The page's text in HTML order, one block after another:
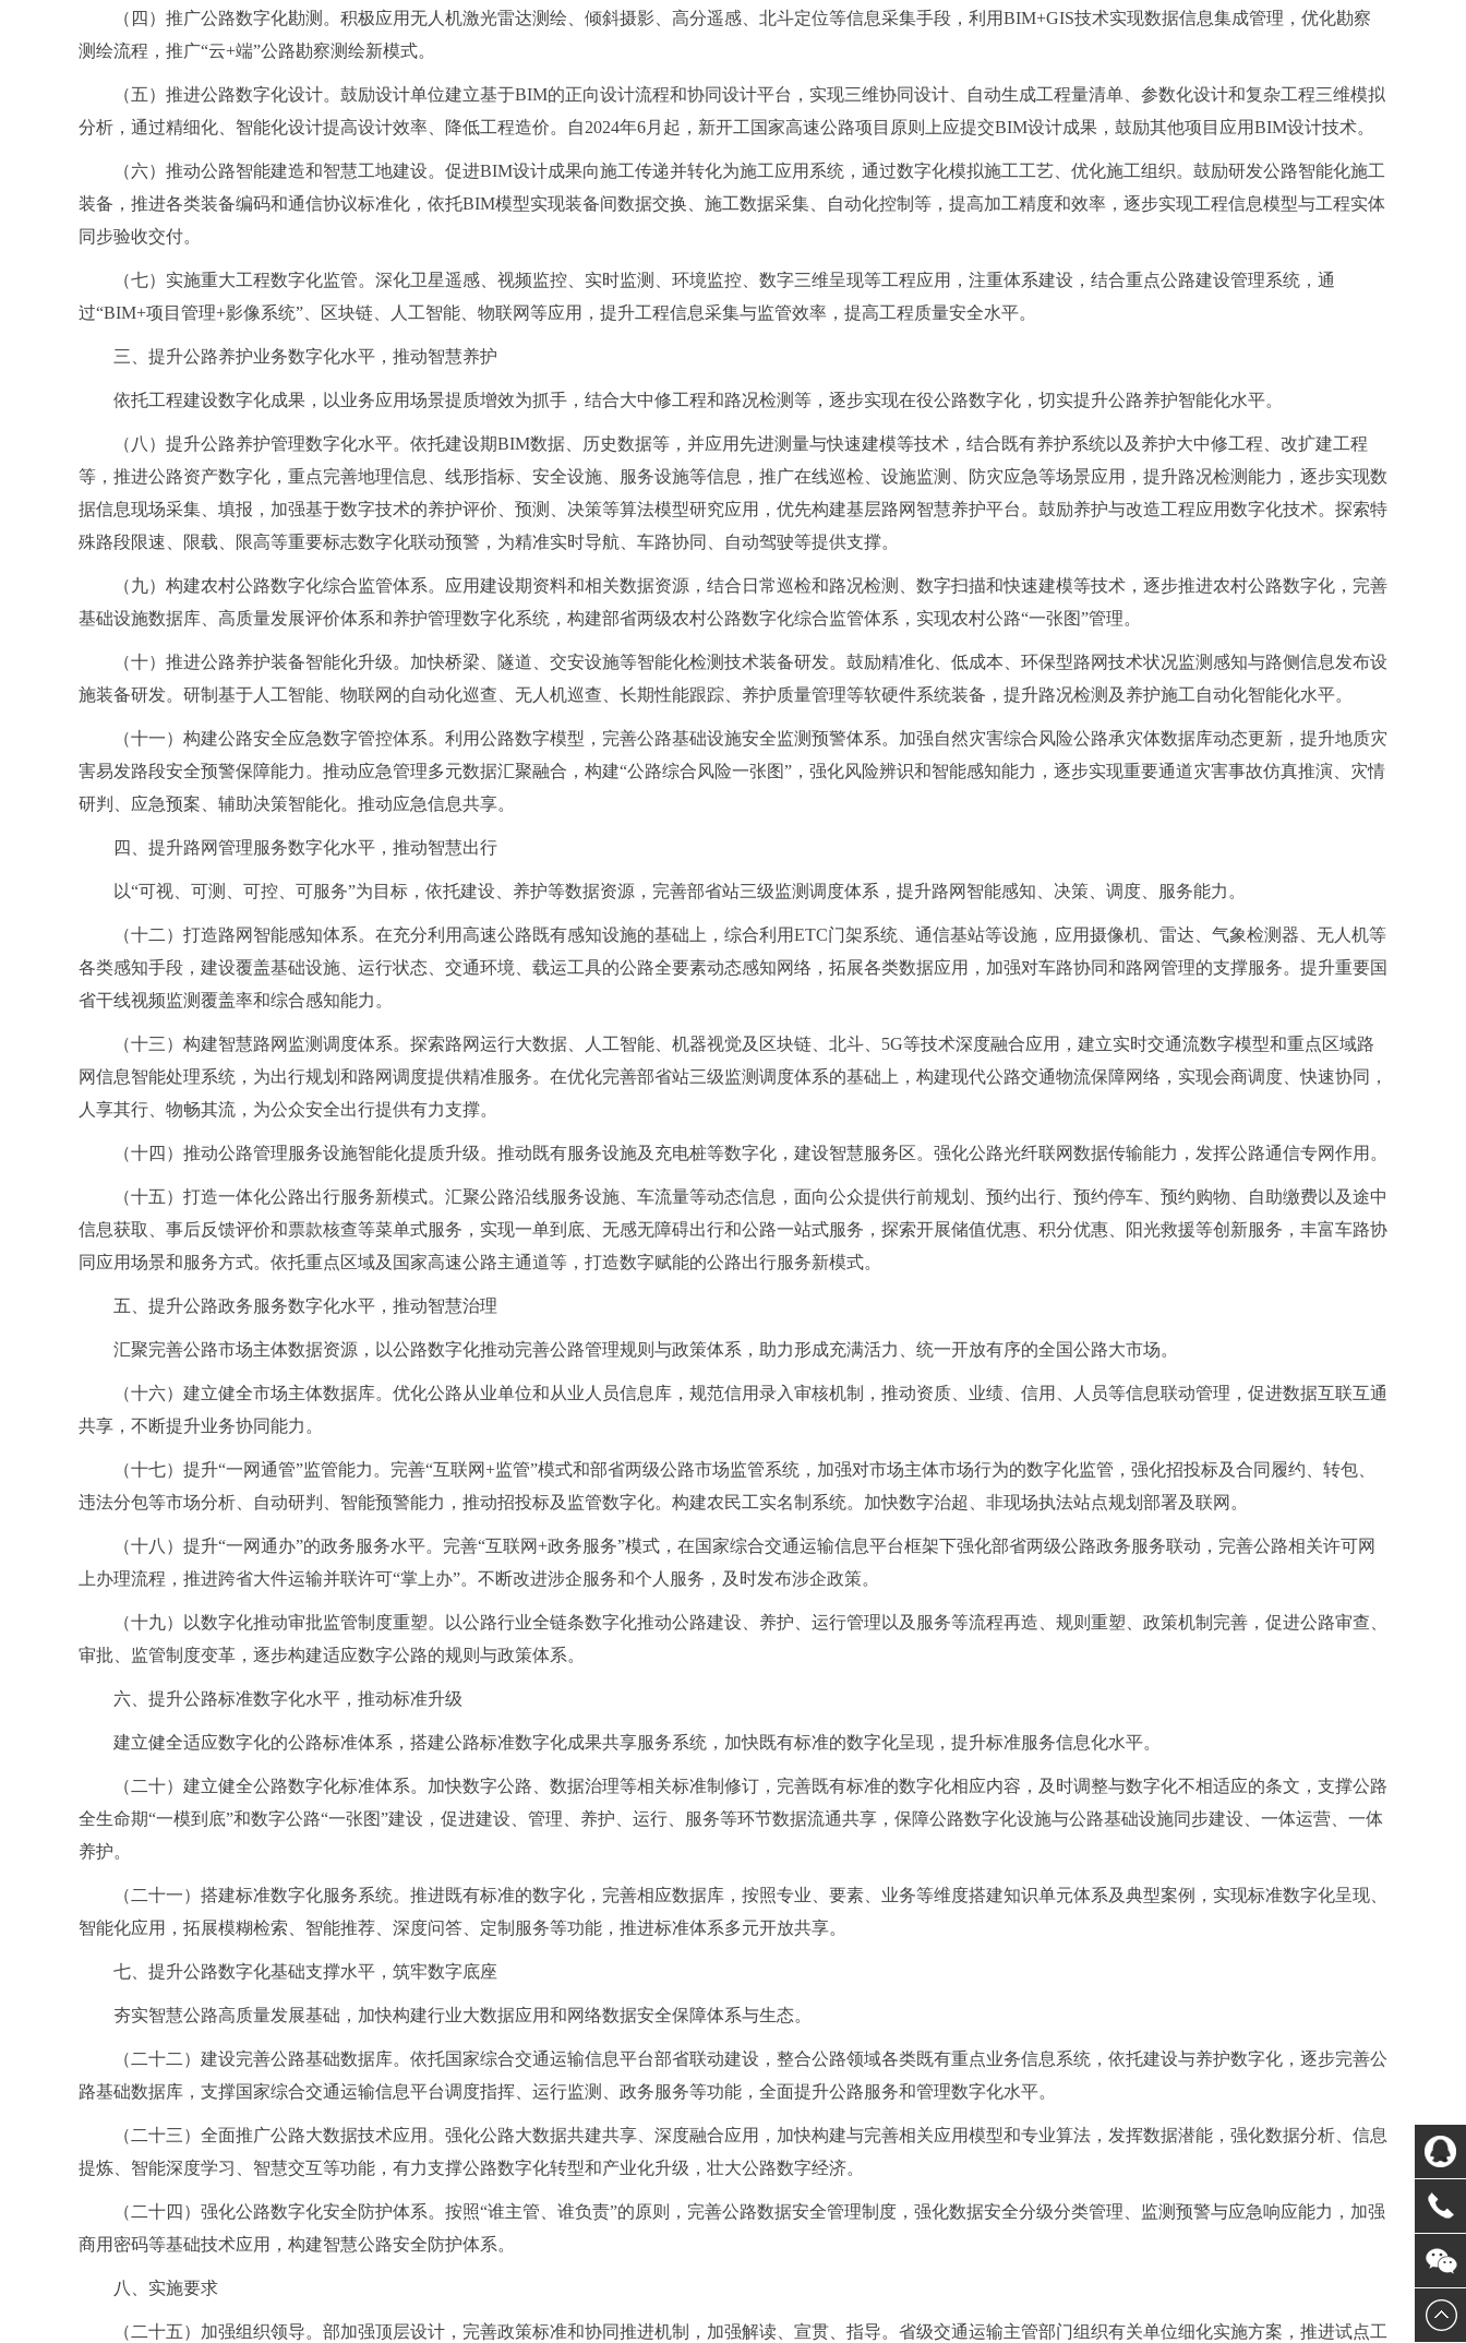
（四）推广公路数字化勘测。积极应用无人机激光雷达测绘、倾斜摄影、高分遥感、北斗定位等信息采集手段，利用BIM+GIS技术实现数据信息集成管理，优化勘察
测绘流程，推广“云+端”公路勘察测绘新模式。
（五）推进公路数字化设计。鼓励设计单位建立基于BIM的正向设计流程和协同设计平台，实现三维协同设计、自动生成工程量清单、参数化设计和复杂工程三维模拟
分析，通过精细化、智能化设计提高设计效率、降低工程造价。自2024年6月起，新开工国家高速公路项目原则上应提交BIM设计成果，鼓励其他项目应用BIM设计技术。
（六）推动公路智能建造和智慧工地建设。促进BIM设计成果向施工传递并转化为施工应用系统，通过数字化模拟施工工艺、优化施工组织。鼓励研发公路智能化施工
装备，推进各类装备编码和通信协议标准化，依托BIM模型实现装备间数据交换、施工数据采集、自动化控制等，提高加工精度和效率，逐步实现工程信息模型与工程实体
同步验收交付。
（七）实施重大工程数字化监管。深化卫星遥感、视频监控、实时监测、环境监控、数字三维呈现等工程应用，注重体系建设，结合重点公路建设管理系统，通
过“BIM+项目管理+影像系统”、区块链、人工智能、物联网等应用，提升工程信息采集与监管效率，提高工程质量安全水平。
三、提升公路养护业务数字化水平，推动智慧养护
依托工程建设数字化成果，以业务应用场景提质增效为抓手，结合大中修工程和路况检测等，逐步实现在役公路数字化，切实提升公路养护智能化水平。
（八）提升公路养护管理数字化水平。依托建设期BIM数据、历史数据等，并应用先进测量与快速建模等技术，结合既有养护系统以及养护大中修工程、改扩建工程
等，推进公路资产数字化，重点完善地理信息、线形指标、安全设施、服务设施等信息，推广在线巡检、设施监测、防灾应急等场景应用，提升路况检测能力，逐步实现数
据信息现场采集、填报，加强基于数字技术的养护评价、预测、决策等算法模型研究应用，优先构建基层路网智慧养护平台。鼓励养护与改造工程应用数字化技术。探索特
殊路段限速、限载、限高等重要标志数字化联动预警，为精准实时导航、车路协同、自动驾驶等提供支撑。
（九）构建农村公路数字化综合监管体系。应用建设期资料和相关数据资源，结合日常巡检和路况检测、数字扫描和快速建模等技术，逐步推进农村公路数字化，完善
基础设施数据库、高质量发展评价体系和养护管理数字化系统，构建部省两级农村公路数字化综合监管体系，实现农村公路“一张图”管理。
（十）推进公路养护装备智能化升级。加快桥梁、隧道、交安设施等智能化检测技术装备研发。鼓励精准化、低成本、环保型路网技术状况监测感知与路侧信息发布设
施装备研发。研制基于人工智能、物联网的自动化巡查、无人机巡查、长期性能跟踪、养护质量管理等软硬件系统装备，提升路况检测及养护施工自动化智能化水平。
（十一）构建公路安全应急数字管控体系。利用公路数字模型，完善公路基础设施安全监测预警体系。加强自然灾害综合风险公路承灾体数据库动态更新，提升地质灾
害易发路段安全预警保障能力。推动应急管理多元数据汇聚融合，构建“公路综合风险一张图”，强化风险辨识和智能感知能力，逐步实现重要通道灾害事故仿真推演、灾情
研判、应急预案、辅助决策智能化。推动应急信息共享。
四、提升路网管理服务数字化水平，推动智慧出行
以“可视、可测、可控、可服务”为目标，依托建设、养护等数据资源，完善部省站三级监测调度体系，提升路网智能感知、决策、调度、服务能力。
（十二）打造路网智能感知体系。在充分利用高速公路既有感知设施的基础上，综合利用ETC门架系统、通信基站等设施，应用摄像机、雷达、气象检测器、无人机等
各类感知手段，建设覆盖基础设施、运行状态、交通环境、载运工具的公路全要素动态感知网络，拓展各类数据应用，加强对车路协同和路网管理的支撑服务。提升重要国
省干线视频监测覆盖率和综合感知能力。
（十三）构建智慧路网监测调度体系。探索路网运行大数据、人工智能、机器视觉及区块链、北斗、5G等技术深度融合应用，建立实时交通流数字模型和重点区域路
网信息智能处理系统，为出行规划和路网调度提供精准服务。在优化完善部省站三级监测调度体系的基础上，构建现代公路交通物流保障网络，实现会商调度、快速协同，
人享其行、物畅其流，为公众安全出行提供有力支撑。
（十四）推动公路管理服务设施智能化提质升级。推动既有服务设施及充电桩等数字化，建设智慧服务区。强化公路光纤联网数据传输能力，发挥公路通信专网作用。
（十五）打造一体化公路出行服务新模式。汇聚公路沿线服务设施、车流量等动态信息，面向公众提供行前规划、预约出行、预约停车、预约购物、自助缴费以及途中
信息获取、事后反馈评价和票款核查等菜单式服务，实现一单到底、无感无障碍出行和公路一站式服务，探索开展储值优惠、积分优惠、阳光救援等创新服务，丰富车路协
同应用场景和服务方式。依托重点区域及国家高速公路主通道等，打造数字赋能的公路出行服务新模式。
五、提升公路政务服务数字化水平，推动智慧治理
汇聚完善公路市场主体数据资源，以公路数字化推动完善公路管理规则与政策体系，助力形成充满活力、统一开放有序的全国公路大市场。
（十六）建立健全市场主体数据库。优化公路从业单位和从业人员信息库，规范信用录入审核机制，推动资质、业绩、信用、人员等信息联动管理，促进数据互联互通
共享，不断提升业务协同能力。
（十七）提升“一网通管”监管能力。完善“互联网+监管”模式和部省两级公路市场监管系统，加强对市场主体市场行为的数字化监管，强化招投标及合同履约、转包、
违法分包等市场分析、自动研判、智能预警能力，推动招投标及监管数字化。构建农民工实名制系统。加快数字治超、非现场执法站点规划部署及联网。
（十八）提升“一网通办”的政务服务水平。完善“互联网+政务服务”模式，在国家综合交通运输信息平台框架下强化部省两级公路政务服务联动，完善公路相关许可网
上办理流程，推进跨省大件运输并联许可“掌上办”。不断改进涉企服务和个人服务，及时发布涉企政策。
（十九）以数字化推动审批监管制度重塑。以公路行业全链条数字化推动公路建设、养护、运行管理以及服务等流程再造、规则重塑、政策机制完善，促进公路审查、
审批、监管制度变革，逐步构建适应数字公路的规则与政策体系。
六、提升公路标准数字化水平，推动标准升级
建立健全适应数字化的公路标准体系，搭建公路标准数字化成果共享服务系统，加快既有标准的数字化呈现，提升标准服务信息化水平。
（二十）建立健全公路数字化标准体系。加快数字公路、数据治理等相关标准制修订，完善既有标准的数字化相应内容，及时调整与数字化不相适应的条文，支撑公路
全生命期“一模到底”和数字公路“一张图”建设，促进建设、管理、养护、运行、服务等环节数据流通共享，保障公路数字化设施与公路基础设施同步建设、一体运营、一体
养护。
（二十一）搭建标准数字化服务系统。推进既有标准的数字化，完善相应数据库，按照专业、要素、业务等维度搭建知识单元体系及典型案例，实现标准数字化呈现、
智能化应用，拓展模糊检索、智能推荐、深度问答、定制服务等功能，推进标准体系多元开放共享。
七、提升公路数字化基础支撑水平，筑牢数字底座
夯实智慧公路高质量发展基础，加快构建行业大数据应用和网络数据安全保障体系与生态。
（二十二）建设完善公路基础数据库。依托国家综合交通运输信息平台部省联动建设，整合公路领域各类既有重点业务信息系统，依托建设与养护数字化，逐步完善公
路基础数据库，支撑国家综合交通运输信息平台调度指挥、运行监测、政务服务等功能，全面提升公路服务和管理数字化水平。
（二十三）全面推广公路大数据技术应用。强化公路大数据共建共享、深度融合应用，加快构建与完善相关应用模型和专业算法，发挥数据潜能，强化数据分析、信息
提炼、智能深度学习、智慧交互等功能，有力支撑公路数字化转型和产业化升级，壮大公路数字经济。
（二十四）强化公路数字化安全防护体系。按照“谁主管、谁负责”的原则，完善公路数据安全管理制度，强化数据安全分级分类管理、监测预警与应急响应能力，加强
商用密码等基础技术应用，构建智慧公路安全防护体系。
八、实施要求
（二十五）加强组织领导。部加强顶层设计，完善政策标准和协同推进机制，加强解读、宣贯、指导。省级交通运输主管部门组织有关单位细化实施方案，推进试点工